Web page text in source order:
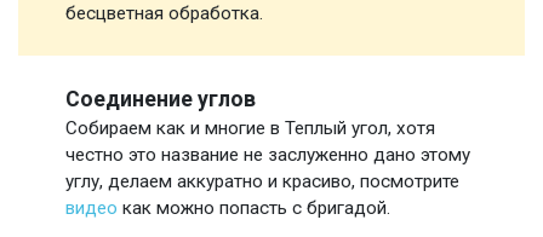
бесцветная обработка.
Соединение углов
Собираем как и многие в Теплый угол, хотя
честно это название не заслуженно дано этому
углу, делаем аккуратно и красиво, посмотрите
видео как можно попасть с бригадой.